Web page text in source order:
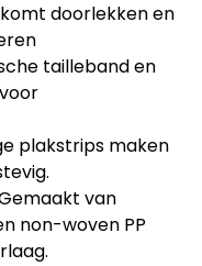
doorlekken en
tailleband en
plakstrips maken
van
non-woven PP